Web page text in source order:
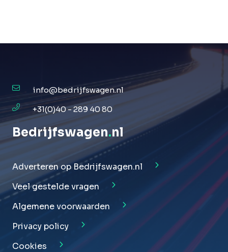
info@bedrijfswagen.nl
+31(0)40 - 289 40 80
Bedrijfswagen.nl
Adverteren op Bedrijfswagen.nl
Veel gestelde vragen
Algemene voorwaarden
Privacy policy
Cookies